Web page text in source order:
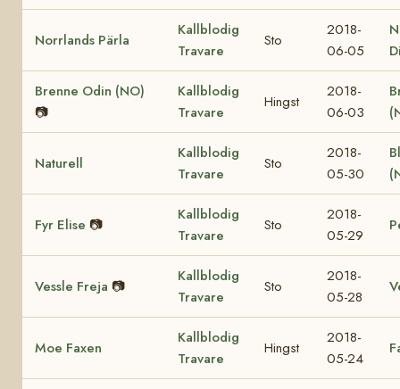
Norrlands Pärla
Kallblodig
Travare
Sto
2018-
06-05
Brenne Odin (NO)
📷
Kallblodig
Travare
Hingst
2018-
06-03
Naturell
Kallblodig
Travare
Sto
2018-
05-30
Fyr Elise 📷
Kallblodig
Travare
Sto
2018-
05-29
Vessle Freja 📷
Kallblodig
Travare
Sto
2018-
05-28
Moe Faxen
Kallblodig
Travare
Hingst
2018-
05-24